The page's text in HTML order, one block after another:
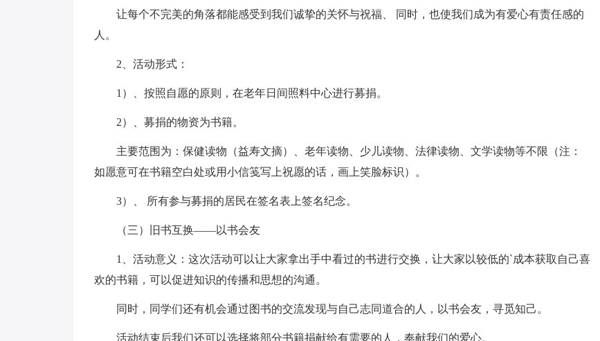
让每个不完美的角落都能感受到我们诚挚的关怀与祝福、 同时，也使我们成为有爱心有责任感的
人。
2、活动形式：
1）、按照自愿的原则，在老年日间照料中心进行募捐。
2）、募捐的物资为书籍。
主要范围为：保健读物（益寿文摘）、老年读物、少儿读物、法律读物、文学读物等不限（注：
如愿意可在书籍空白处或用小信笺写上祝愿的话，画上笑脸标识）。
3）、 所有参与募捐的居民在签名表上签名纪念。
（三）旧书互换——以书会友
1、活动意义：这次活动可以让大家拿出手中看过的书进行交换，让大家以较低的`成本获取自己喜
欢的书籍，可以促进知识的传播和思想的沟通。
同时，同学们还有机会通过图书的交流发现与自己志同道合的人，以书会友，寻觅知己。
活动结束后我们还可以选择将部分书籍捐献给有需要的人，奉献我们的爱心。